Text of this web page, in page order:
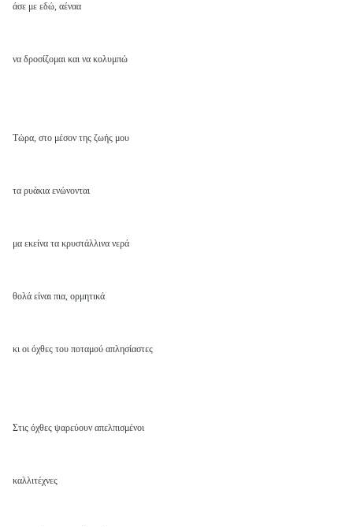
άσε με εδώ, αέναα
να δροσίζομαι και να κολυμπώ
Τώρα, στο μέσον της ζωής μου
τα ρυάκια ενώνονται
μα εκείνα τα κρυστάλλινα νερά
θολά είναι πια, ορμητικά
κι οι όχθες του ποταμού απλησίαστες
Στις όχθες ψαρεύουν απελπισμένοι
καλλιτέχνες